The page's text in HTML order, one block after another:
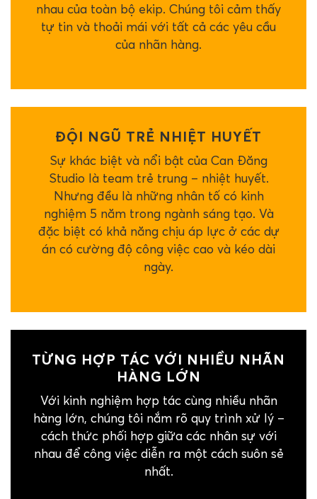
nhau của toàn bộ ekip. Chúng tôi cảm thấy
tự tin và thoải mái với tất cả các yêu cầu
của nhãn hàng.
ĐỘI NGŨ TRẺ NHIỆT HUYẾT
Sự khác biệt và nổi bật của Can Đăng
Studio là team trẻ trung – nhiệt huyết.
Nhưng đều là những nhân tố có kinh
nghiệm 5 năm trong ngành sáng tạo. Và
đặc biệt có khả năng chịu áp lực ở các dự
án có cường độ công việc cao và kéo dài
ngày.
TỪNG HỢP TÁC VỚI NHIỀU NHÃN
HÀNG LỚN
Với kinh nghiệm hợp tác cùng nhiều nhãn
hàng lớn, chúng tôi nắm rõ quy trình xử lý –
cách thức phối hợp giữa các nhân sự với
nhau để công việc diễn ra một cách suôn sẻ
nhất.